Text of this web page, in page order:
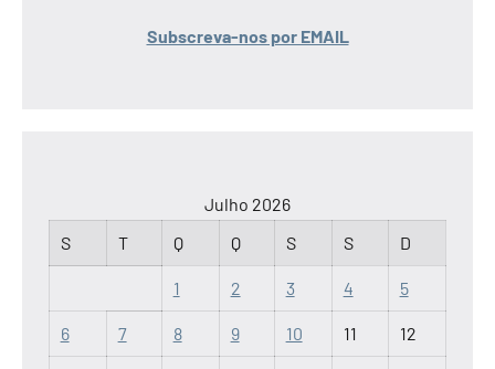
Subscreva-nos por EMAIL
Julho 2026
S
T Q Q S S D
1 2 3 4 5
6 7 8 9 10 11 12